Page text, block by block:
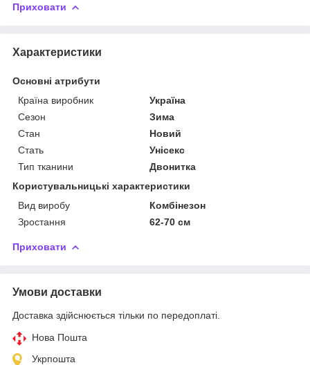
Приховати
Характеристики
Основні атрибути
Країна виробник
Україна
Сезон
Зима
Стан
Новий
Стать
Унісекс
Тип тканини
Двонитка
Користувальницькі характеристики
Вид виробу
Комбінезон
Зростання
62-70 см
Приховати
Умови доставки
Доставка здійснюється тільки по передоплаті.
Нова Пошта
Укрпошта